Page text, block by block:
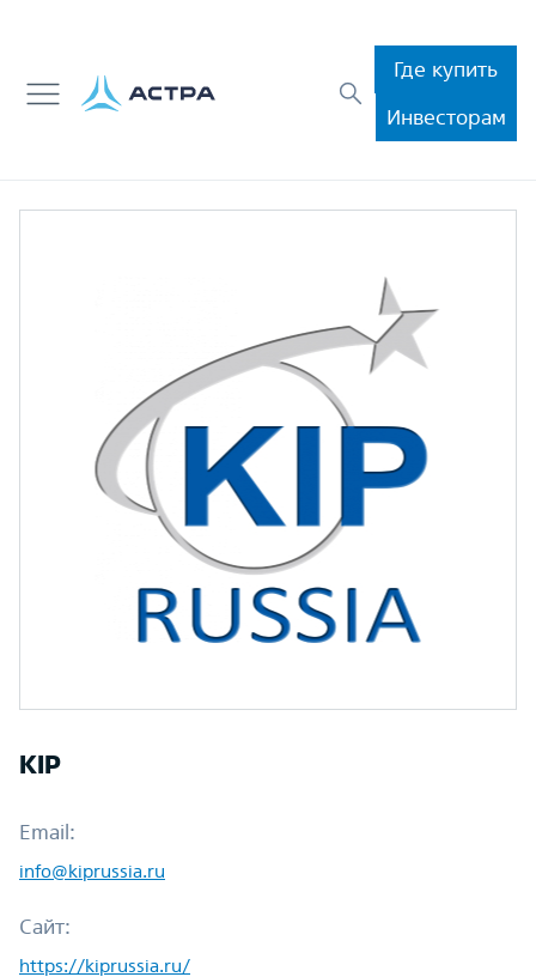
Где купить
Инвесторам
KIP
Email:
info@kiprussia.ru
Сайт:
https://kiprussia.ru/